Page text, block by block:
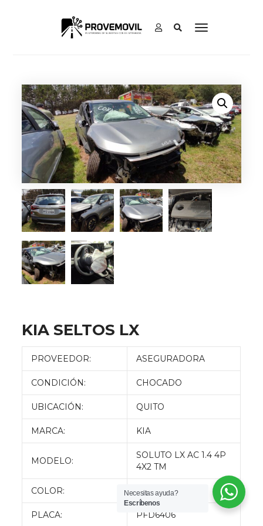
KIA SELTOS LX
PROVEEDOR: ASEGURADORA
CONDICIÓN: CHOCADO
UBICACIÓN: QUITO
MARCA: KIA
MODELO:
SOLUTO LX AC 1.4 4P
4X2 TM
COLOR: PLOMO
PLACA: PFD6406
Necesitas ayuda?
Escríbenos